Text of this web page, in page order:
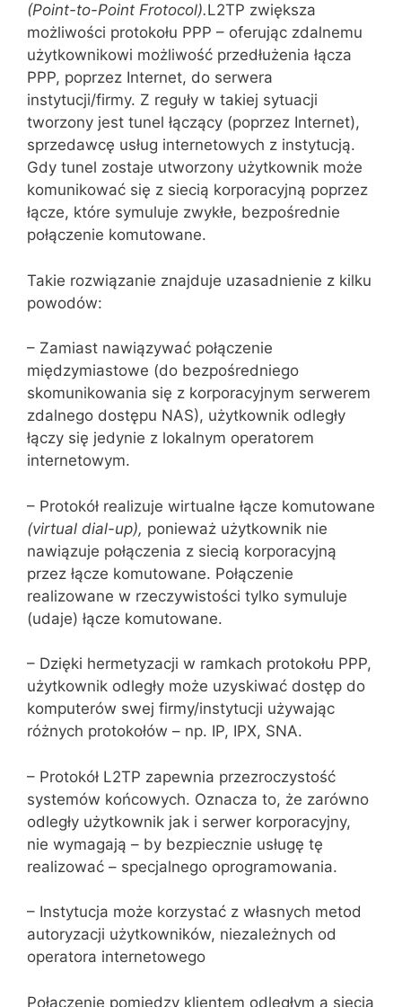
(Point-to-Point Frotocol).L2TP zwiększa
możliwości protokołu PPP – oferując zdalnemu
użytkowni‌kowi możliwość przedłużenia łącza
PPP, poprzez Internet, do serwera
in‌stytucji/firmy. Z reguły w takiej sytuacji
tworzony jest tunel łączący (poprzez Internet),
sprzedawcę usług internetowych z instytucją.
Gdy tunel zostaje utworzony użytkownik może
komunikować się z siecią korporacyj‌ną poprzez
łącze, które symuluje zwykłe, bezpośrednie
połączenie komu‌towane.
Takie rozwiązanie znajduje uzasadnienie z kilku
powodów:
– Zamiast nawiązywać połączenie
międzymiastowe (do bezpośredniego
skomunikowania się z korporacyjnym serwerem
zdalnego dostępu NAS), użytkownik odległy
łączy się jedynie z lokalnym operatorem
internetowym.
– Protokół realizuje wirtualne łącze komutowane
(virtual dial-up), ponie‌waż użytkownik nie
nawiązuje połączenia z siecią korporacyjną
przez łącze komutowane. Połączenie
realizowane w rzeczywistości tylko sy‌muluje
(udaje) łącze komutowane.
– Dzięki hermetyzacji w ramkach protokołu PPP,
użytkownik odległy może uzyskiwać dostęp do
komputerów swej firmy/instytucji używając
różnych protokołów – np. IP, IPX, SNA.
– Protokół L2TP zapewnia przezroczystość
systemów końcowych. Ozna‌cza to, że zarówno
odległy użytkownik jak i serwer korporacyjny,
nie wymagają – by bezpiecznie usługę tę
realizować – specjalnego oprogra‌mowania.
– Instytucja może korzystać z własnych metod
autoryzacji użytkowników, niezależnych od
operatora internetowego
Połączenie pomiędzy klientem odległym a siecią